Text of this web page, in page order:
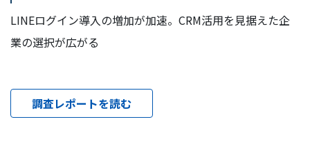
LINEログイン導入の増加が加速。CRM活用を見据えた企
業の選択が広がる
調査レポートを読む